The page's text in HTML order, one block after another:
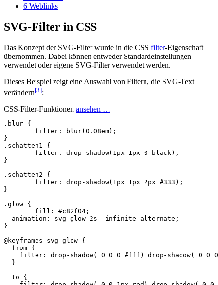
6 Weblinks
SVG-Filter in CSS
Das Konzept der SVG-Filter wurde in die CSS filter-Eigenschaft
übernommen. Dabei können entweder Standardeinstellungen
verwendet oder eigene SVG-Filter verwendet werden.
Dieses Beispiel zeigt eine Auswahl von Filtern, die SVG-Text
verändern[3]:
CSS-Filter-Funktionen ansehen …
.blur {
filter : blur( 0.08em);
}
.schatten1
{
filter : drop - shadow( 1px 1px 0 black);
}
.schatten2
{
filter : drop - shadow( 1px 1px 2px #333 );
}
.glow {
fill : #c82f04 ;
animation : svg -glow 2s infinite alternate ;
}
@keyframes
svg-glow {
from {
filter : drop - shadow( 0 0 0 #fff ) drop - shadow( 0 0 0
}
to
{